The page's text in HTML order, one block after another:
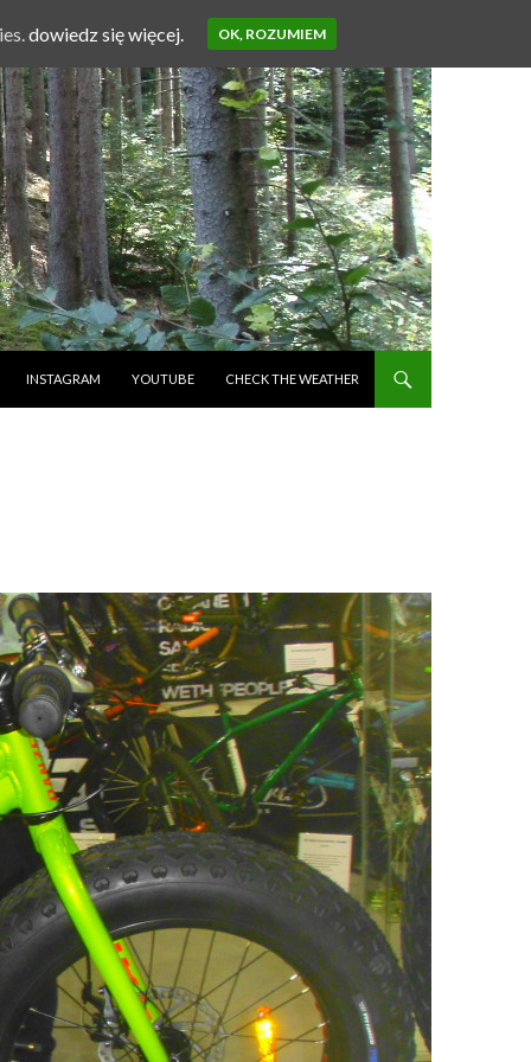
INSTAGRAM YOUTUBE CHECK THE WEATHER
dowiedz się więcej. OK, ROZUMIEM